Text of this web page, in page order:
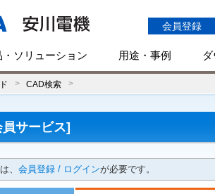
会員登録
・ソリューション 用途・事例
CAD検索
サービス]
、 会員登録 / ログインが必要です。